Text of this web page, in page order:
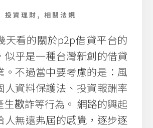
投資理財 , 相關法規
天看的關於p2p借貸平台的
似乎是一種台灣新創的借貸
。不過當中要考慮的是：風
人資料保護法、投資報酬率
生歁詐等行為。 網路的興起
人無遠弗屆的感覺，逐步逐